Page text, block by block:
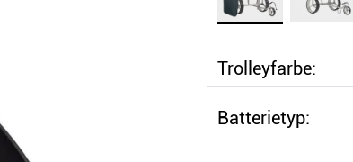
Trolleyfarbe:
Batterietyp: